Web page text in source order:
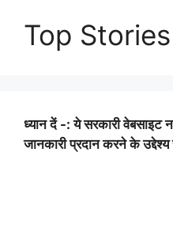
Top Stories
ध्यान दें -: ये सरकारी वेबसाइट
जानकारी प्रदान करने के उद्देश्य